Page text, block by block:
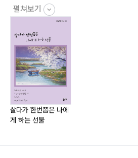
16. 그녀를 알지 못합니다… 47
17. 감정… 51
18. 시간… 53
19. 오빠 그만하고, 친구하자… 55
20. 천 일의 기억… 57
21. 축복… 59
22. 넌 그런 사람이야 … 63
23. 단풍… 65
24. 송지나에게… 67
펼쳐보기
살다가 한번쯤은 나에
게 하는 선물